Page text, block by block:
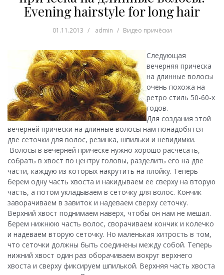
Evening hairstyle for long hair
01.11.2013 admin Видео причёски
Следующая
вечерняя прическа
на длинные волосы
очень похожа на
ретро стиль 50-60-х
годов.
Для создания этой
вечерней прически на длинные волосы нам понадобятся
две сеточки для волос, резинка, шпильки и невидимки.
Волосы в вечерней прическе нужно хорошо расчесать,
собрать в хвост по центру головы, разделить его на две
части, каждую из которых накрутить на плойку. Теперь
берем одну часть хвоста и накидываем ее сверху на вторую
часть, а потом укладываем в сеточку для волос. Кончик
заворачиваем в завиток и надеваем сверху сеточку.
Верхний хвост поднимаем наверх, чтобы он нам не мешал.
Берем нижнюю часть волос, сворачиваем кончик и колечко
и надеваем вторую сеточку. Но маленькая хитрость в том,
что сеточки должны быть соединены между собой. Теперь
нижний хвост один раз оборачиваем вокруг верхнего
хвоста и сверху фиксируем шпилькой. Верхняя часть хвоста